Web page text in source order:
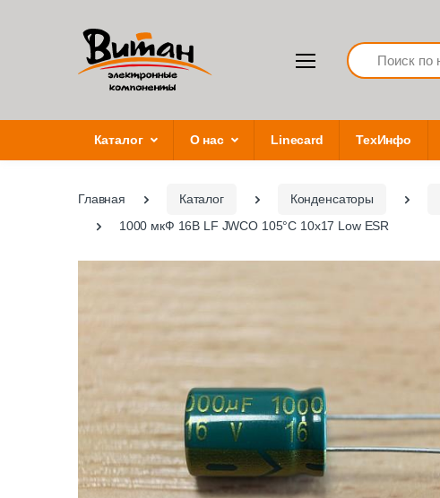
Search
Каталог О нас Linecard ТехИнфо
Главная Каталог Конденсаторы
1000 мкФ 16В LF JWCO 105°C 10х17 Low ESR